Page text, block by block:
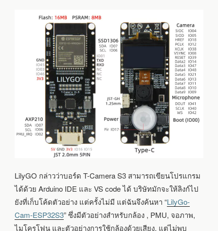
LilyGO กล่าวว่าบอร์ด T-Camera S3 สามารถเขียนโปรแกรม
ได้ด้วย Arduino IDE และ VS code ได้ บริษัทมักจะให้ลิงก์ไป
ยังที่เก็บโค้ดตัวอย่าง แต่ครั้งไม่มี แต่ฉันจึงค้นหา “LilyGo-
Cam-ESP32S3” ซึ่งมีตัวอย่างสำหรับกล้อง , PMU, จอภาพ,
ไมโครโฟน และตัวอย่างการใช้กล้องด้วยเสียง, แต่ไม่พบ